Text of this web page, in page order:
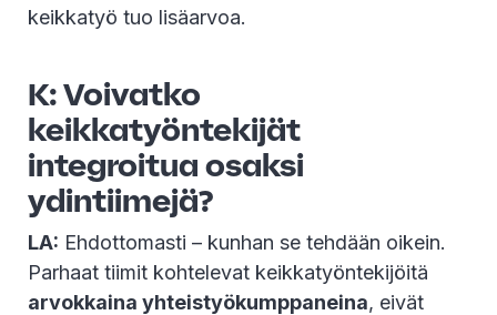
keikkatyö tuo lisäarvoa.
K: Voivatko
keikkatyöntekijät
integroitua osaksi
ydintiimejä?
LA: Ehdottomasti – kunhan se tehdään oikein.
Parhaat tiimit kohtelevat keikkatyöntekijöitä
arvokkaina yhteistyökumppaneina, eivät